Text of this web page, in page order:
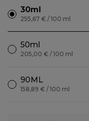
30ml
255,67 € / 100 ml
50ml
205,00 € / 100 ml
90ML
158,89 € / 100 ml